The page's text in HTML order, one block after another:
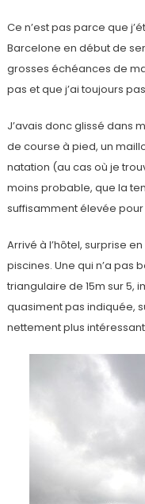
Ce n’est pas parce que
Barcelone en début de
grosses échéances de
pas et que j’ai toujours
J’avais donc glissé dans
de course à pied, un
natation (au cas où je
moins probable, que la
suffisamment élevée
Arrivé à l’hôtel, surprise
piscines. Une qui n’a pas
triangulaire de 15m sur 5,
quasiment pas indiquée,
nettement plus